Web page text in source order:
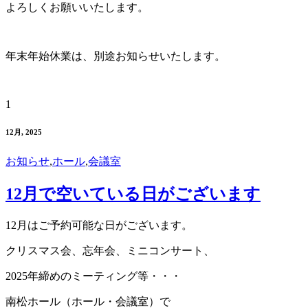
よろしくお願いいたします。
年末年始休業は、別途お知らせいたします。
1
12月, 2025
お知らせ,ホール,会議室
12月で空いている日がございます
12月はご予約可能な日がございます。
クリスマス会、忘年会、ミニコンサート、
2025年締めのミーティング等・・・
南松ホール（ホール・会議室）で